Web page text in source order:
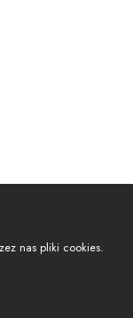
nas pliki cookies.